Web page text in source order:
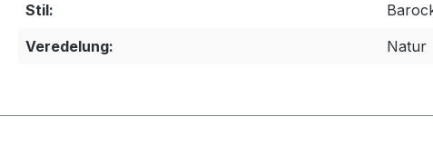
Stil:
Veredelung:
Natur